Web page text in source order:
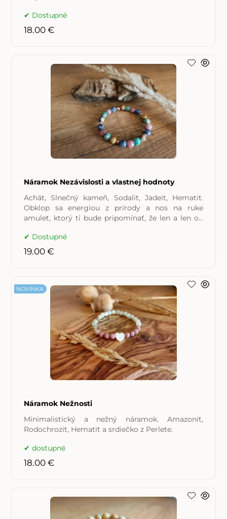
Dostupné
18.00 €
Náramok Nezávislosti a vlastnej hodnoty
Achát, Slnečný kameň, Sodalit, Jadeit, Hematit.
Obklop sa energiou z prírody a nos na ruke
amulet, ktorý ti bude pripomínať, že len a len od
Dostupné
19.00 €
Náramok Nežnosti
Minimalistický a nežný náramok. Amazonit,
Rodochrozit, Hematit a srdiečko z Perlete.
NOVINKA
dostupné
18.00 €